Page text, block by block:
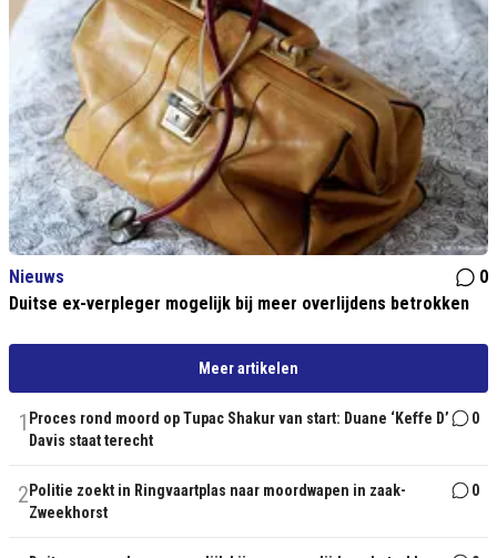
Nieuws
0
Duitse ex-verpleger mogelijk bij meer overlijdens betrokken
Meer artikelen
1 Proces rond moord op Tupac Shakur van start: Duane ‘Keffe D’
Davis staat terecht
0
2 Politie zoekt in Ringvaartplas naar moordwapen in zaak-
Zweekhorst
0